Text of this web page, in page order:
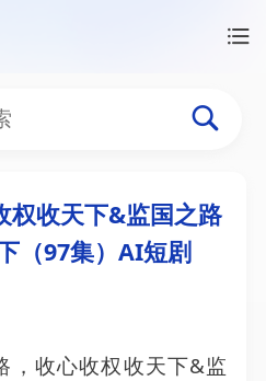
收心收权收
权收天下&监国之路
（97集）AI短剧
，收心收权收天下&监